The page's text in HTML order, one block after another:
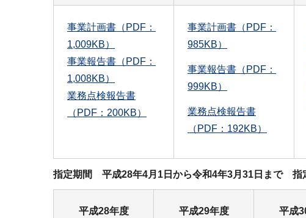
事業計画書（PDF：
1,009KB）
事業報告書（PDF：
1,008KB）
業務点検報告書
（PDF：200KB）
事業計画書（PDF：
985KB）
事業報告書（PDF：
999KB）
業務点検報告書
（PDF：192KB）
指定期間 平成28年4月1日から令和4年3月31日まで
平成28年度 平成29年度 平成